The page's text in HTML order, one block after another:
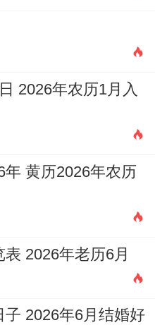
2026年农历1月入
黄历2026年农历
2026年老历6月
2026年6月结婚好